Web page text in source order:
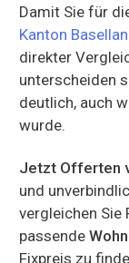
Damit Sie für
Kanton
direkter
unterscheiden
deutlich, auch
wurde.
Jetzt Offerten
und
vergleichen Sie
passende
Fixpreis zu